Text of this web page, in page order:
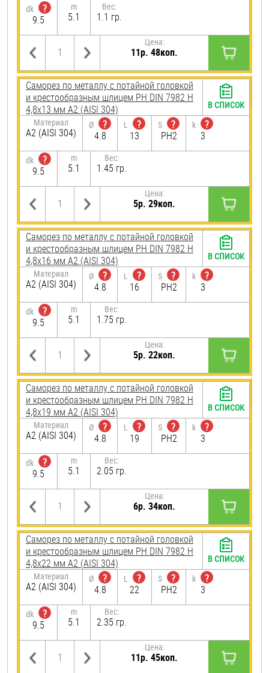
dk
?
9.5
m
5.1
Вес:
1.1 гр.
Цена:
11р. 48коп.
Саморез по металлу с потайной головкой
и крестообразным шлицем PH DIN 7982 H
4,8х13 мм А2 (AISI 304)
Материал
А2 (AISI 304)
Ø
?
4.8
L
?
13
S
?
PH2
k
?
3
dk
?
9.5
m
5.1
Вес:
1.45 гр.
Цена:
5р. 29коп.
В СПИСОК
Саморез по металлу с потайной головкой
и крестообразным шлицем PH DIN 7982 H
4,8х16 мм А2 (AISI 304)
Материал
А2 (AISI 304)
Ø
?
4.8
L
?
16
S
?
PH2
k
?
3
dk
?
9.5
m
5.1
Вес:
1.75 гр.
Цена:
5р. 22коп.
В СПИСОК
Саморез по металлу с потайной головкой
и крестообразным шлицем PH DIN 7982 H
4,8х19 мм А2 (AISI 304)
Материал
А2 (AISI 304)
Ø
?
4.8
L
?
19
S
?
PH2
k
?
3
dk
?
9.5
m
5.1
Вес:
2.05 гр.
Цена:
6р. 34коп.
В СПИСОК
Саморез по металлу с потайной головкой
и крестообразным шлицем PH DIN 7982 H
4,8х22 мм А2 (AISI 304)
Материал
А2 (AISI 304)
Ø
?
4.8
L
?
22
S
?
PH2
k
?
3
dk
?
9.5
m
5.1
Вес:
2.35 гр.
Цена:
11р. 45коп.
В СПИСОК